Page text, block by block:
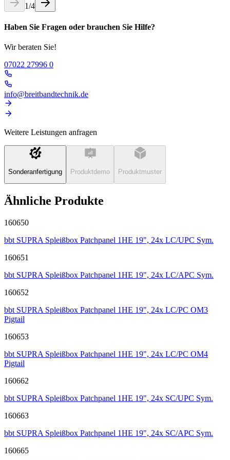
1/4
Haben Sie Fragen oder brauchen Sie Hilfe?
Wir beraten Sie!
07022 27996 0
info@breitbandtechnik.de
Weitere Leistungen anfragen
Sonderanfertigung Produktdemo Produktmuster
Ähnliche Produkte
160650
bbt SUPRA Spleißbox Patchpanel 1HE 19", 24x LC/UPC Sym.
160651
bbt SUPRA Spleißbox Patchpanel 1HE 19", 24x LC/APC Sym.
160652
bbt SUPRA Spleißbox Patchpanel 1HE 19", 24x LC/PC OM3
Pigtail
160653
bbt SUPRA Spleißbox Patchpanel 1HE 19", 24x LC/PC OM4
Pigtail
160662
bbt SUPRA Spleißbox Patchpanel 1HE 19", 24x SC/UPC Sym.
160663
bbt SUPRA Spleißbox Patchpanel 1HE 19", 24x SC/APC Sym.
160665